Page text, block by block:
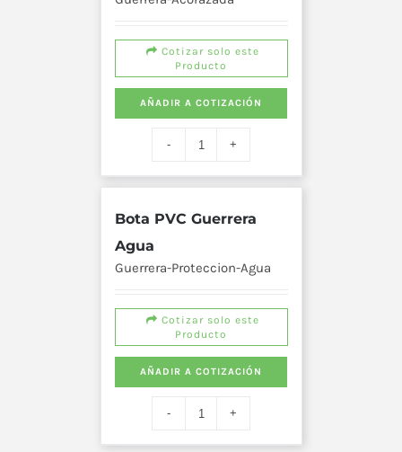
Cotizar solo este
Producto
AÑADIR A COTIZACIÓN
Bota PVC Guerrera
Agua
Guerrera-Proteccion-Agua
Cotizar solo este
Producto
AÑADIR A COTIZACIÓN